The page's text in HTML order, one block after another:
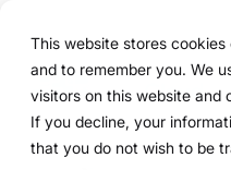
This website stores
and to remember you. We
visitors on this website and
If you decline, your
that you do not wish to be
überspringen
Überblick
Funktionen
Marketing
Referenzen
Preise &
Public Version
Über uns